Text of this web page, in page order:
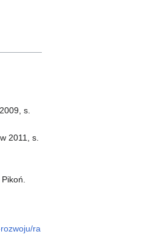
s.
2011, s.
ra